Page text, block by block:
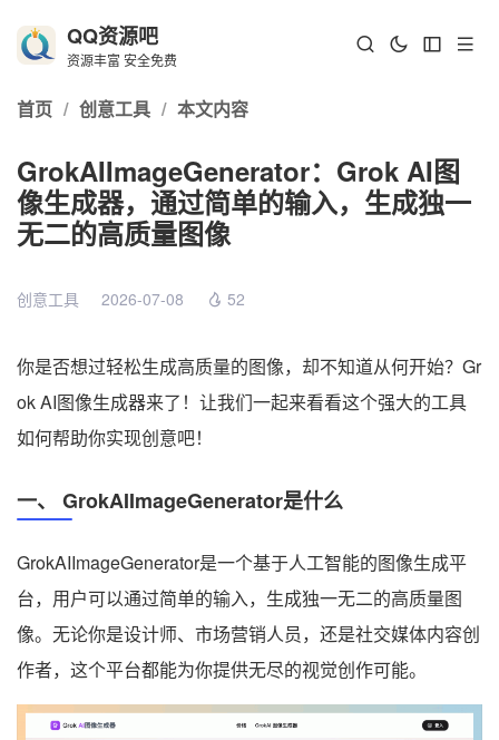
QQ资源吧
资源丰富 安全免费
首页 / 创意工具 / 本文内容
GrokAIImageGenerator：Grok AI图
像生成器，通过简单的输入，生成独一
无二的高质量图像
创意工具 2026-07-08 52
你是否想过轻松生成高质量的图像，却不知道从何开始？Gr
ok AI图像生成器来了！让我们一起来看看这个强大的工具
如何帮助你实现创意吧！
一、 GrokAIImageGenerator是什么
GrokAIImageGenerator是一个基于人工智能的图像生成平
台，用户可以通过简单的输入，生成独一无二的高质量图
像。无论你是设计师、市场营销人员，还是社交媒体内容创
作者，这个平台都能为你提供无尽的视觉创作可能。